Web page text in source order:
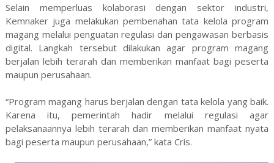
Selain memperluas kolaborasi dengan sektor industri,
Kemnaker juga melakukan pembenahan tata kelola program
magang melalui penguatan regulasi dan pengawasan berbasis
digital. Langkah tersebut dilakukan agar program magang
berjalan lebih terarah dan memberikan manfaat bagi peserta
maupun perusahaan.
“Program magang harus berjalan dengan tata kelola yang baik.
Karena itu, pemerintah hadir melalui regulasi agar
pelaksanaannya lebih terarah dan memberikan manfaat nyata
bagi peserta maupun perusahaan,” kata Cris.